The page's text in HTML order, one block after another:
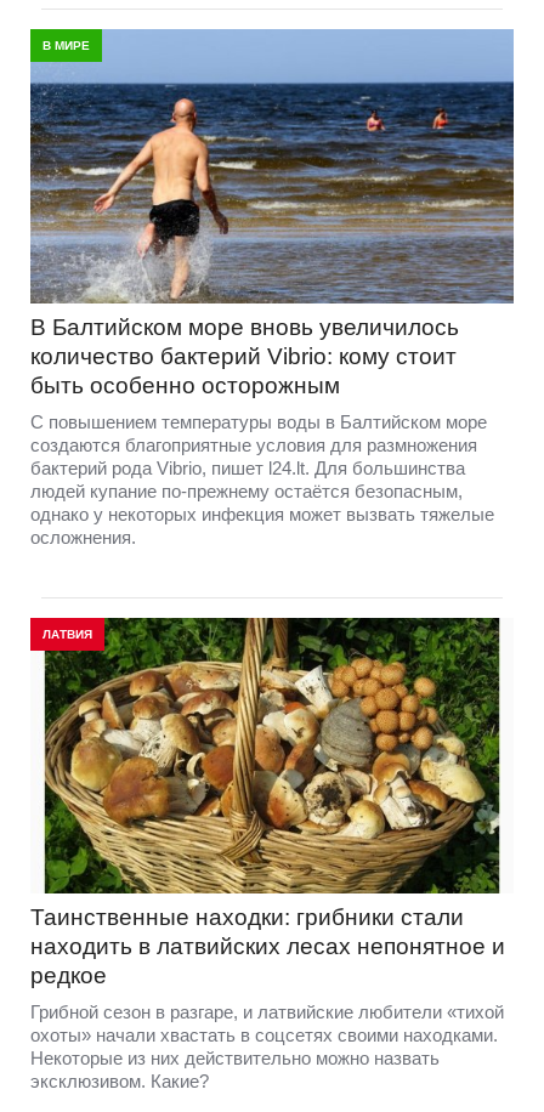
В МИРЕ
В Балтийском море вновь увеличилось
количество бактерий Vibrio: кому стоит
быть особенно осторожным
С повышением температуры воды в Балтийском море
создаются благоприятные условия для размножения
бактерий рода Vibrio, пишет l24.lt. Для большинства
людей купание по-прежнему остаётся безопасным,
однако у некоторых инфекция может вызвать тяжелые
осложнения.
ЛАТВИЯ
Таинственные находки: грибники стали
находить в латвийских лесах непонятное и
редкое
Грибной сезон в разгаре, и латвийские любители «тихой
охоты» начали хвастать в соцсетях своими находками.
Некоторые из них действительно можно назвать
эксклюзивом. Какие?